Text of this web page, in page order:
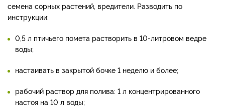
семена сорных растений, вредители. Разводить по
инструкции:
0,5 л птичьего помета растворить в 10-литровом ведре
воды;
настаивать в закрытой бочке 1 неделю и более;
рабочий раствор для полива: 1 л концентрированного
настоя на 10 л воды;